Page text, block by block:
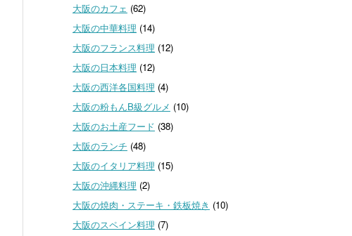
大阪のカフェ (62)
大阪の中華料理 (14)
大阪のフランス料理 (12)
大阪の日本料理 (12)
大阪の西洋各国料理 (4)
大阪の粉もんB級グルメ (10)
大阪のお土産フード (38)
大阪のランチ (48)
大阪のイタリア料理 (15)
大阪の沖縄料理 (2)
大阪の焼肉・ステーキ・鉄板焼き (10)
大阪のスペイン料理 (7)